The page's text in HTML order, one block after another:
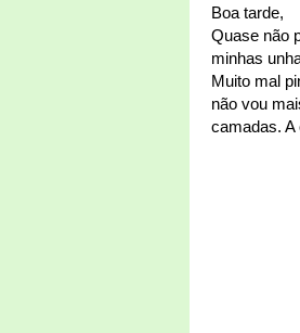
Boa tarde,
Quase não
minhas
Muito mal
não vou
camadas.